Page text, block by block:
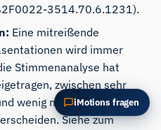
3514.70.6.1231).
Eine mitreißende
wird immer
Stimmenanalyse hat
zwischen sehr
wenig mitreißenden
Siehe zum
iMotions fragen